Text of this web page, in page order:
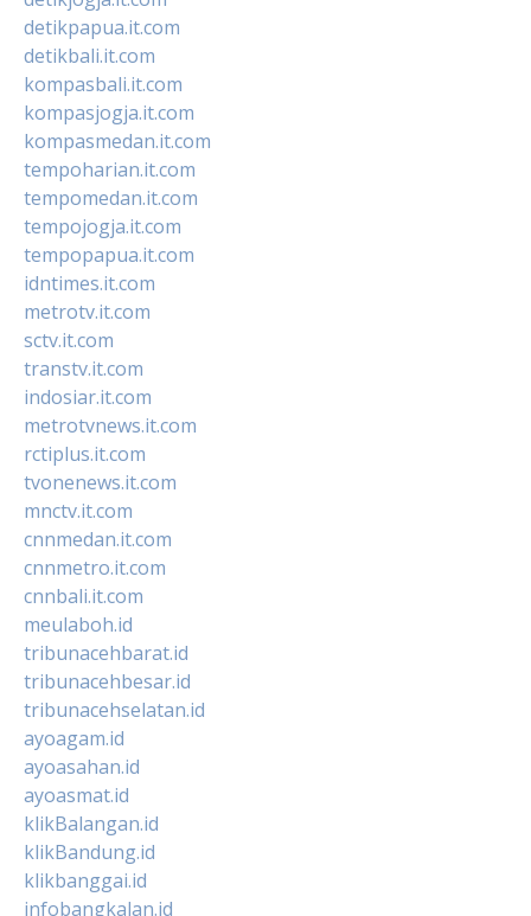
detikpapua.it.com
detikbali.it.com
kompasbali.it.com
kompasjogja.it.com
kompasmedan.it.com
tempoharian.it.com
tempomedan.it.com
tempojogja.it.com
tempopapua.it.com
idntimes.it.com
metrotv.it.com
sctv.it.com
transtv.it.com
indosiar.it.com
metrotvnews.it.com
rctiplus.it.com
tvonenews.it.com
mnctv.it.com
cnnmedan.it.com
cnnmetro.it.com
cnnbali.it.com
meulaboh.id
tribunacehbarat.id
tribunacehbesar.id
tribunacehselatan.id
ayoagam.id
ayoasahan.id
ayoasmat.id
klikBalangan.id
klikBandung.id
klikbanggai.id
infobangkalan.id